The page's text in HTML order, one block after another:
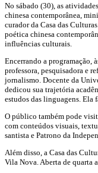
No sábado (30), as
chinesa contemporânea,
curador da Casa das
poética chinesa
influências culturais.
Encerrando a programação,
professora, pesquisadora e
jornalismo. Docente da
dedicou sua trajetória
estudos das linguagens. Ela
O público também pode
com conteúdos visuais,
santista e Patrono da
Além disso, a Casa das
Vila Nova. Aberta de quarta